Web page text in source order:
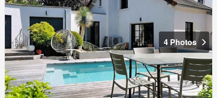
4 Photos